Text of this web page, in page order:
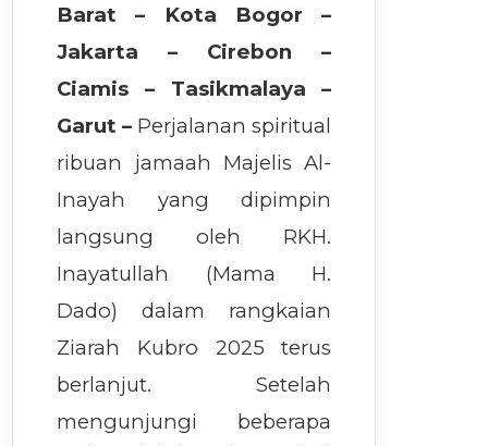
Barat – Kota Bogor –
Jakarta – Cirebon –
Ciamis – Tasikmalaya –
Garut – Perjalanan spiritual
ribuan jamaah Majelis Al-
Inayah yang dipimpin
langsung oleh RKH.
Inayatullah (Mama H.
Dado) dalam rangkaian
Ziarah Kubro 2025 terus
berlanjut. Setelah
mengunjungi beberapa